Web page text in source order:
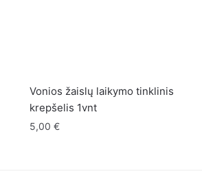
Vonios žaislų laikymo tinklinis
krepšelis 1vnt
5,00 €